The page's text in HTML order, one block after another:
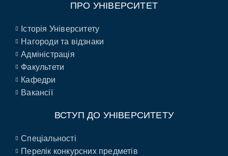
ПРО УНІВЕРСИТЕТ
Історія Університету
Нагороди та відзнаки
Адміністрація
Факультети
Кафедри
Вакансії
ВСТУП ДО УНІВЕРСИТЕТУ
Спеціальності
Перелік конкурсних предметів